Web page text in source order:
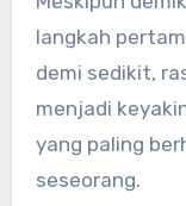
langkah
demi sedikit,
menjadi
yang paling
seseorang.